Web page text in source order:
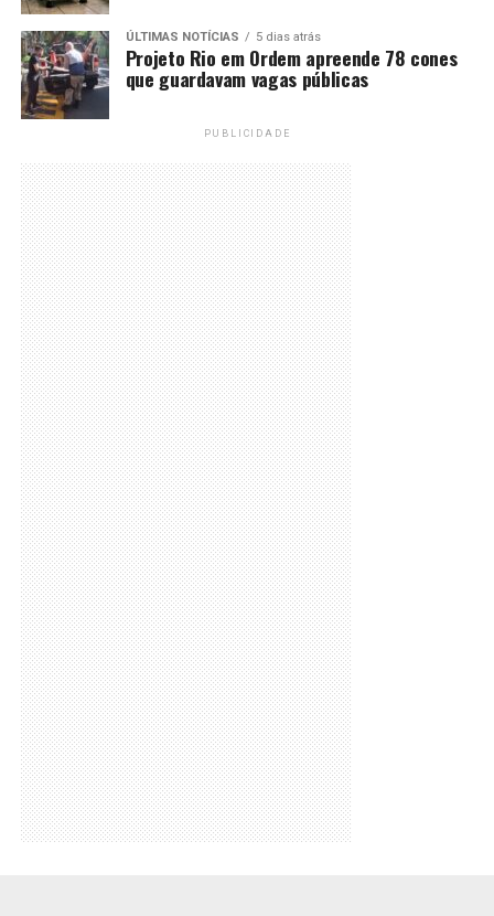
ÚLTIMAS NOTÍCIAS 5 dias atrás
Projeto Rio em Ordem apreende 78 cones
que guardavam vagas públicas
PUBLICIDADE